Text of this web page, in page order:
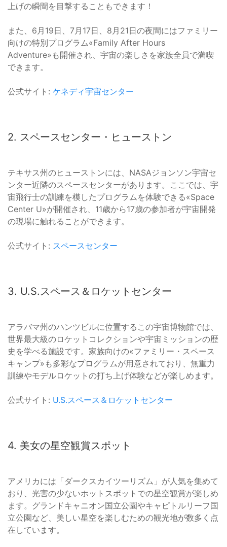
上げの瞬間を目撃することもできます！
また、6月19日、7月17日、8月21日の夜間にはファミリー
向けの特別プログラム«Family After Hours
Adventure»も開催され、宇宙の楽しさを家族全員で満喫
できます。
公式サイト: ケネディ宇宙センター
2. スペースセンター・ヒューストン
テキサス州のヒューストンには、NASAジョンソン宇宙セ
ンター近隣のスペースセンターがあります。ここでは、宇
宙飛行士の訓練を模したプログラムを体験できる«Space
Center U»が開催され、11歳から17歳の参加者が宇宙開発
の現場に触れることができます。
公式サイト: スペースセンター
3. U.S.スペース＆ロケットセンター
アラバマ州のハンツビルに位置するこの宇宙博物館では、
世界最大級のロケットコレクションや宇宙ミッションの歴
史を学べる施設です。家族向けの«ファミリー・スペース
キャンプ»も多彩なプログラムが用意されており、無重力
訓練やモデルロケットの打ち上げ体験などが楽しめます。
公式サイト: U.S.スペース＆ロケットセンター
4. 美女の星空観賞スポット
アメリカには「ダークスカイツーリズム」が人気を集めて
おり、光害の少ないホットスポットでの星空観賞が楽しめ
ます。グランドキャニオン国立公園やキャピトルリーフ国
立公園など、美しい星空を楽しむための観光地が数多く点
在しています。